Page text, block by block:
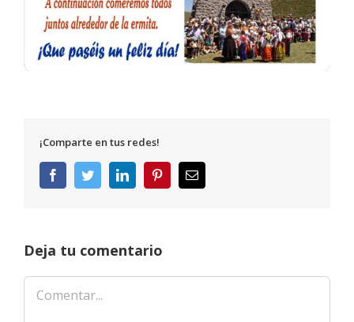
¡Comparte en tus redes!
FacebookTwitterLinkedInPinterestCorreo
electrónico
Deja tu comentario
Comentar